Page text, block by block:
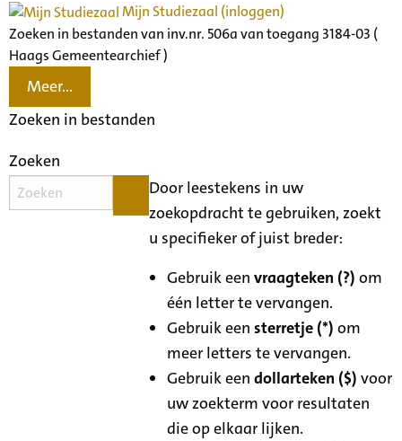
Mijn Studiezaal (inloggen)
Zoeken in bestanden van inv.nr. 506a van toegang 3184-03 (
Haags Gemeentearchief )
Meer...
Zoeken in bestanden
Zoeken
Door leestekens in uw
zoekopdracht te gebruiken, zoekt
u specifieker of juist breder:
Gebruik eenvraagteken (?) om
één letter te vervangen.
Gebruik eensterretje (*) om
meer letters te vervangen.
Gebruik eendollarteken ($) voor
uw zoekterm voor resultaten
die op elkaar lijken.